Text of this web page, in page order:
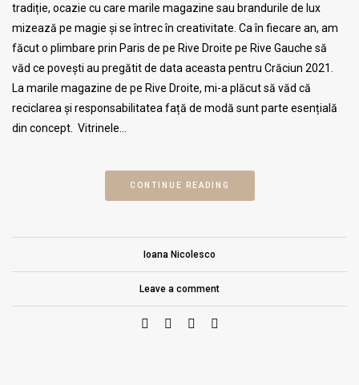
tradiție, ocazie cu care marile magazine sau brandurile de lux
mizează pe magie și se întrec în creativitate. Ca în fiecare an, am
făcut o plimbare prin Paris de pe Rive Droite pe Rive Gauche să
văd ce povești au pregătit de data aceasta pentru Crăciun 2021.
La marile magazine de pe Rive Droite, mi-a plăcut să văd că
reciclarea și responsabilitatea față de modă sunt parte esențială
din concept. Vitrinele…
CONTINUE READING
Ioana Nicolesco
Leave a comment